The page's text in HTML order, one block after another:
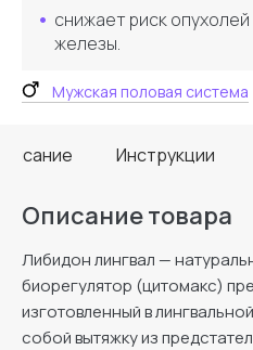
Мужская половая система
снижает риск
железы.
Инструкции
Описание товара
Либидон лингвал —
биорегулятор (цитомакс)
изготовленный в
собой вытяжку из